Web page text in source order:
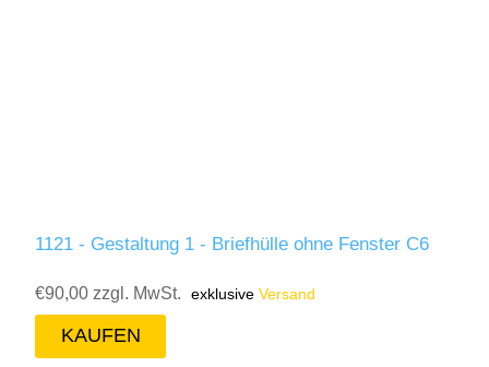
1121 - Gestaltung 1 - Briefhülle ohne Fenster C6
€90,00 zzgl. MwSt. exklusiveVersand